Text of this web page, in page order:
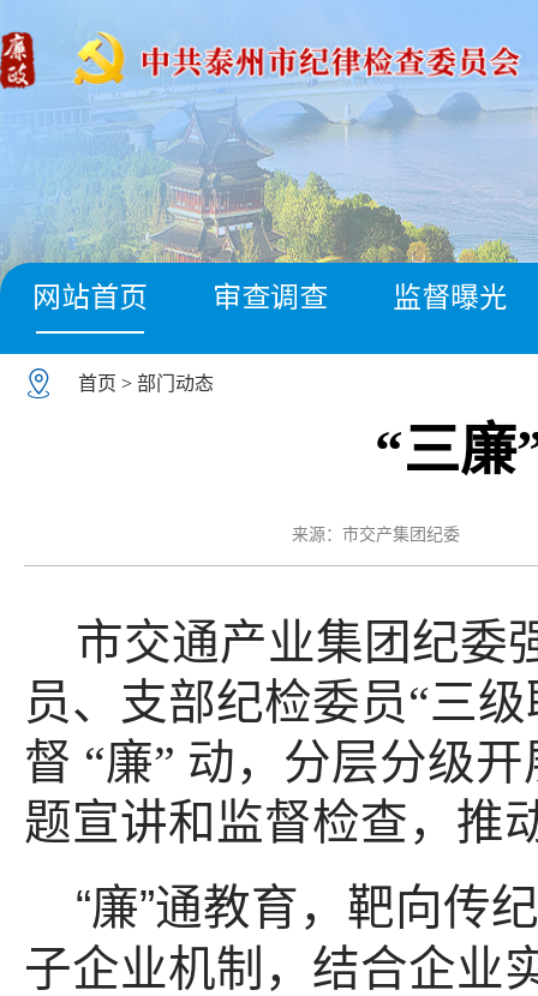
网站首页 审查调查 监督曝光
首页 > 部门动态
“三廉
来源：市交产集团纪委
市交通产业集团纪委
员、支部纪检委员“三
督 “廉” 动，分层分级
题宣讲和监督检查，推
“廉”通教育，靶向传
子企业机制，结合企业